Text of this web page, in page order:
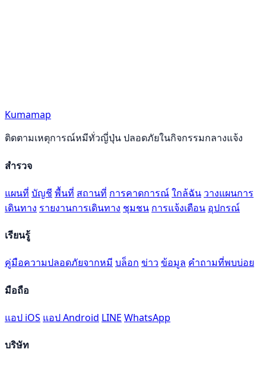
Kumamap
ติดตามเหตุการณ์หมีทั่วญี่ปุ่น ปลอดภัยในกิจกรรมกลางแจ้ง
สำรวจ
แผนที่ บัญชี พื้นที่ สถานที่ การคาดการณ์ใกล้ฉัน วางแผนการ
เดินทาง รายงานการเดินทาง ชุมชน การแจ้งเตือน อุปกรณ์
เรียนรู้
คู่มือความปลอดภัยจากหมี บล็อก ข่าว ข้อมูล คำถามที่พบบ่อย
มือถือ
แอป iOS แอป Android LINE WhatsApp
บริษัท